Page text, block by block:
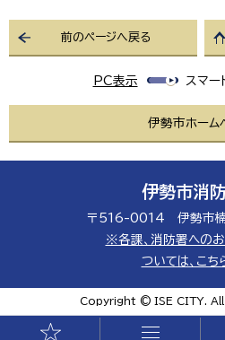
前のページへ戻る
PC表示 スマー
伊勢市ホーム
伊勢市消
〒516-0014 伊勢市楠
※各課、消防署への
ついては、こち
Copyright © ISE CITY.